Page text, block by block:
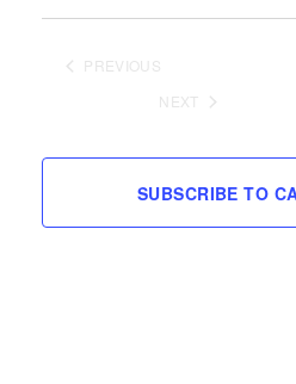
PREVIOUS
NEXT
SUBSCRIBE TO